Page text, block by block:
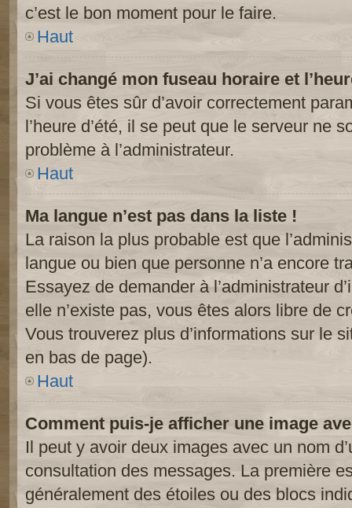
c’est le bon moment pour le faire.
Haut
J’ai changé mon fuseau horaire et
Si vous êtes sûr d’avoir correctement
l’heure d’été, il se peut que le serveur ne
problème à l’administrateur.
Haut
Ma langue n’est pas dans la liste !
La raison la plus probable est que
langue ou bien que personne n’a encore
Essayez de demander à l’administrateur
elle n’existe pas, vous êtes alors libre de
Vous trouverez plus d’informations sur le
en bas de page).
Haut
Comment puis-je afficher une image
Il peut y avoir deux images avec un nom
consultation des messages. La première
généralement des étoiles ou des blocs